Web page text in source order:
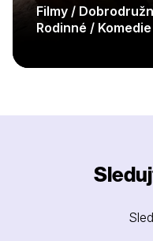
Filmy /
Rodinné /